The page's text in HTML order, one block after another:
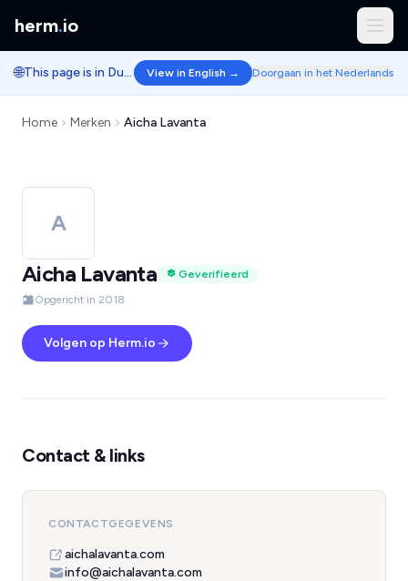
herm.io
🌐 This page is in Dutch. View in English → Doorgaan in het Nederlands
Home Merken Aicha Lavanta
A
Aicha Lavanta
Geverifieerd
Opgericht in 2018
Volgen op Herm.io
Contact & links
CONTACTGEGEVENS
aichalavanta.com
info@aichalavanta.com